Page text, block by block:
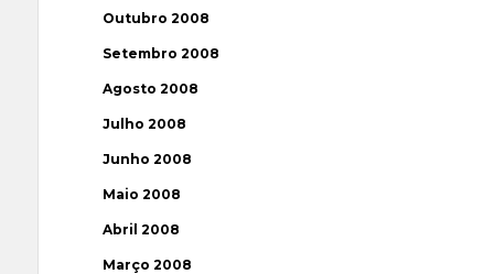
Outubro 2008
Setembro 2008
Agosto 2008
Julho 2008
Junho 2008
Maio 2008
Abril 2008
Março 2008